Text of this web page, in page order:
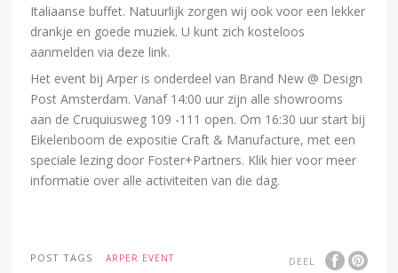
Italiaanse buffet. Natuurlijk zorgen wij ook voor een lekker
drankje en goede muziek. U kunt zich kosteloos
aanmelden via deze link.
Het event bij Arper is onderdeel van Brand New @ Design
Post Amsterdam. Vanaf 14:00 uur zijn alle showrooms
aan de Cruquiusweg 109 -111 open. Om 16:30 uur start bij
Eikelenboom de expositie Craft & Manufacture, met een
speciale lezing door Foster+Partners. Klik hier voor meer
informatie over alle activiteiten van die dag.
DEEL
POST TAGS
ARPER EVENT